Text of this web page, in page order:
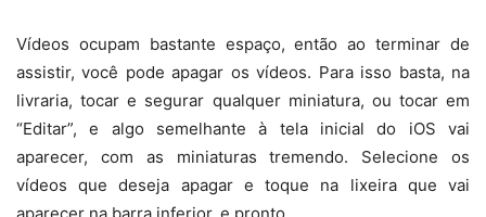
Vídeos ocupam bastante espaço, então ao terminar de
assistir, você pode apagar os vídeos. Para isso basta, na
livraria, tocar e segurar qualquer miniatura, ou tocar em
“Editar”, e algo semelhante à tela inicial do iOS vai
aparecer, com as miniaturas tremendo. Selecione os
vídeos que deseja apagar e toque na lixeira que vai